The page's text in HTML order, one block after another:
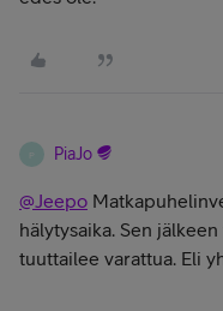
PiaJo
@Jeepo
hälytysaika. Sen
tuuttailee varattua. Eli